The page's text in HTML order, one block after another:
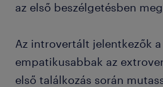
az első beszélgetésben
Az introvertált jelentkezők
empatikusabbak az
első találkozás során